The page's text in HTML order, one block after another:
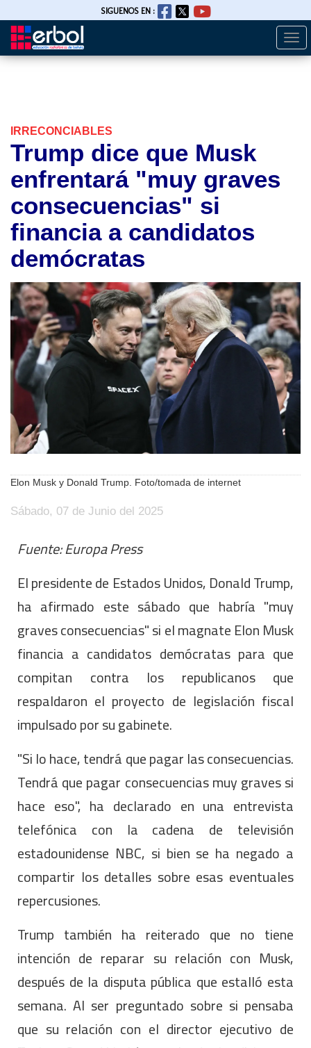
Pasar
SIGUENOS EN :
IRRECONCIABLES
Trump dice que Musk
enfrentará "muy graves
consecuencias" si
financia a candidatos
demócratas
Elon Musk y Donald Trump. Foto/tomada de internet
Sábado, 07 de Junio del 2025
Fuente: Europa Press
El presidente de Estados Unidos, Donald Trump,
ha afirmado este sábado que habría "muy
graves consecuencias" si el magnate Elon Musk
financia a candidatos demócratas para que
compitan contra los republicanos que
respaldaron el proyecto de legislación fiscal
impulsado por su gabinete.
"Si lo hace, tendrá que pagar las consecuencias.
Tendrá que pagar consecuencias muy graves si
hace eso", ha declarado en una entrevista
telefónica con la cadena de televisión
estadounidense NBC, si bien se ha negado a
compartir los detalles sobre esas eventuales
repercusiones.
Trump también ha reiterado que no tiene
intención de reparar su relación con Musk,
después de la disputa pública que estalló esta
semana. Al ser preguntado sobre si pensaba
que su relación con el director ejecutivo de